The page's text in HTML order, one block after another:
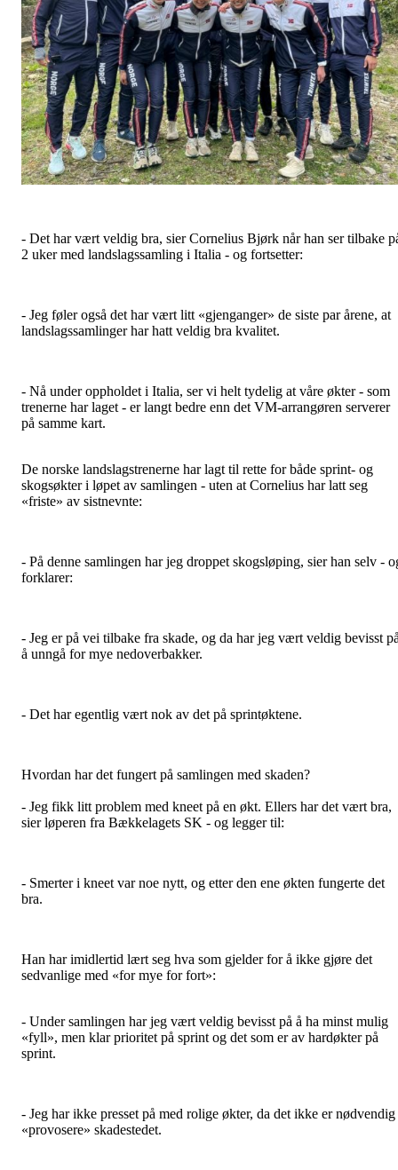
- Det har vært veldig bra, sier Cornelius Bjørk når han ser tilbake
2 uker med landslagssamling i Italia - og fortsetter:
- Jeg føler også det har vært litt «gjenganger» de siste par årene, at
landslagssamlinger har hatt veldig bra kvalitet.
- Nå under oppholdet i Italia, ser vi helt tydelig at våre økter - som
trenerne har laget - er langt bedre enn det VM-arrangøren serverer
på samme kart.
De norske landslagstrenerne har lagt til rette for både sprint- og
skogsøkter i løpet av samlingen - uten at Cornelius har latt seg
«friste» av sistnevnte:
- På denne samlingen har jeg droppet skogsløping, sier han selv -
forklarer:
- Jeg er på vei tilbake fra skade, og da har jeg vært veldig bevisst
å unngå for mye nedoverbakker.
- Det har egentlig vært nok av det på sprintøktene.
Hvordan har det fungert på samlingen med skaden?
- Jeg fikk litt problem med kneet på en økt. Ellers har det vært bra,
sier løperen fra Bækkelagets SK - og legger til:
- Smerter i kneet var noe nytt, og etter den ene økten fungerte det
bra.
Han har imidlertid lært seg hva som gjelder for å ikke gjøre det
sedvanlige med «for mye for fort»:
- Under samlingen har jeg vært veldig bevisst på å ha minst mulig
«fyll», men klar prioritet på sprint og det som er av hardøkter på
sprint.
- Jeg har ikke presset på med rolige økter, da det ikke er nødvendig
«provosere» skadestedet.